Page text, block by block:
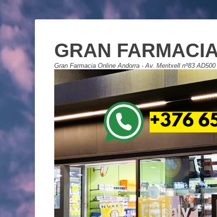
GRAN
Gran Farmacia Online Andorra - Av. Meritxell nº83